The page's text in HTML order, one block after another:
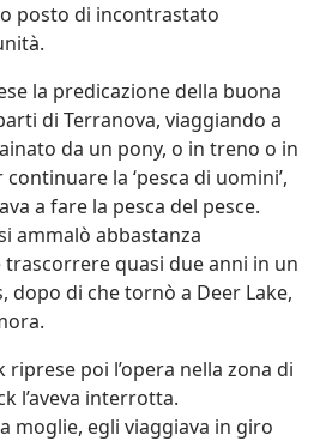
posto di incontrastato
la predicazione della buona
di Terranova, viaggiando a
da un pony, o in treno o in
la ‘pesca di uomini’,
a fare la pesca del pesce.
ammalò abbastanza
quasi due anni in un
dopo di che tornò a Deer Lake,
riprese poi l’opera nella zona di
l’aveva interrotta.
moglie, egli viaggiava in giro